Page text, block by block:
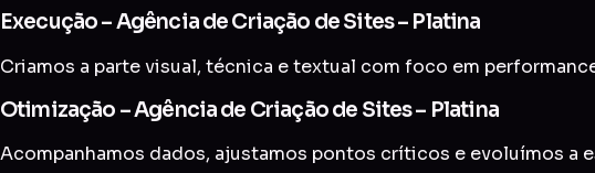
Execução – Agência de Criação de Sites – Platina
Criamos a parte visual, técnica e textual com foco em
Otimização – Agência de Criação de Sites – Platina
Acompanhamos dados, ajustamos pontos críticos e evoluímos a